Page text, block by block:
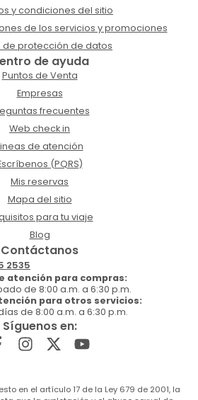
y condiciones del sitio
de los servicios y promociones
de protección de datos
de ayuda
Puntos de Venta
Empresas
frecuentes
Web check in
de atención
(PQRS)
Mis reservas
Mapa del sitio
para tu viaje
Blog
Contáctanos
2535
atención para compras:
de 8:00 a.m. a 6:30 p.m.
para otros servicios:
de 8:00 a.m. a 6:30 p.m.
Síguenos en:
en el artículo 17 de la Ley 679 de 2001, la